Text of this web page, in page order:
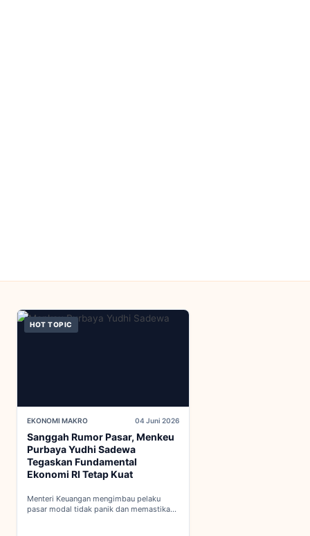
HOT TOPIC
EKONOMI MAKRO 04 Juni 2026
Sanggah Rumor Pasar, Menkeu
Purbaya Yudhi Sadewa
Tegaskan Fundamental
Ekonomi RI Tetap Kuat
Menteri Keuangan mengimbau pelaku
pasar modal tidak panik dan memastikan